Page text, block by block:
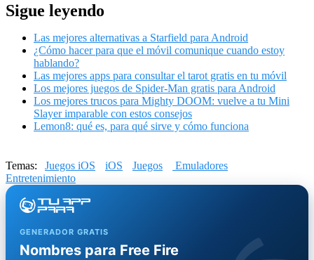
Sigue leyendo
Las mejores alternativas a Starfield para Android
¿Cómo hacer para que el móvil comunique cuando estoy
hablando?
Las mejores apps para consultar el tarot gratis en tu móvil
Los mejores juegos de Spider-Man gratis para Android
Los mejores trucos para Mighty DOOM: vuelve a tu Mini
Slayer imparable con estos consejos
Lemon8: qué es, para qué sirve y cómo funciona
Temas: Juegos iOS iOS Juegos
Emuladores
Entretenimiento
GENERADOR GRATIS
Nombres para Free Fire